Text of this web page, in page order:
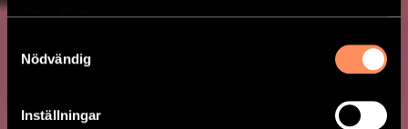
deras tjänster.
Nödvändig
Inställningar